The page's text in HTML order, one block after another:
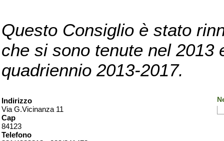
Questo Consiglio è stato
che si sono tenute nel 2013
quadriennio 2013-2017.
Indirizzo
Via G.Vicinanza 11
Cap
84123
Telefono